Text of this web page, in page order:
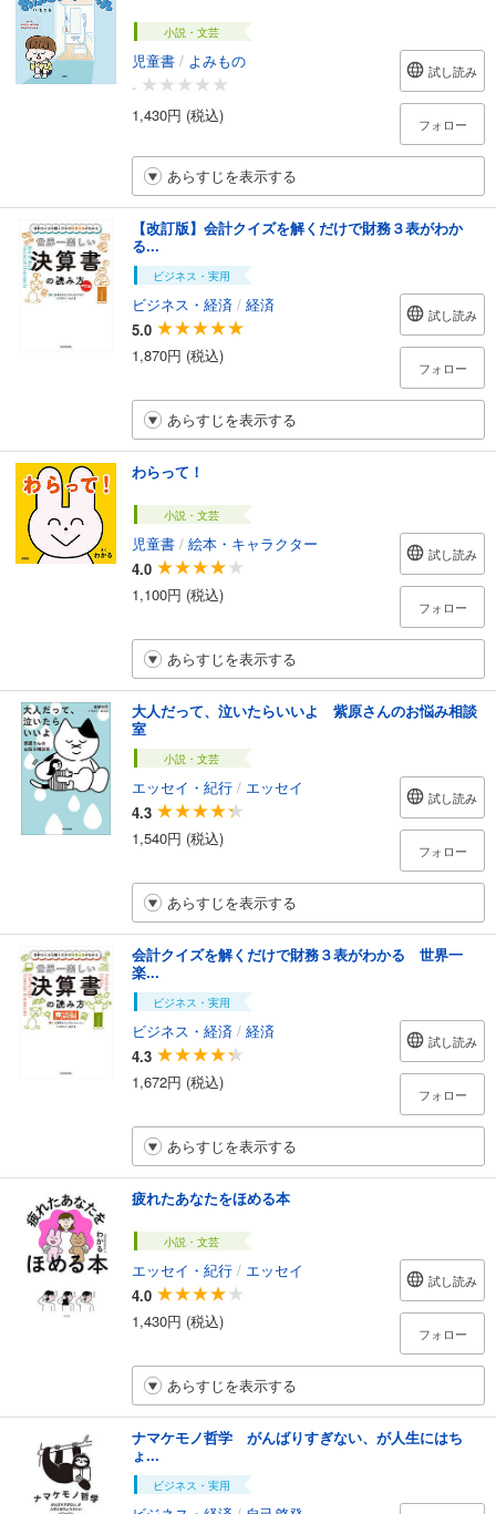
小説・文芸
児童書 / よみもの
-
1,430円 (税込)
試し読み
フォロー
あらすじを表示する
【改訂版】会計クイズを解くだけで財務３表がわか
る...
ビジネス・実用
ビジネス・経済 / 経済
5.0
1,870円 (税込)
試し読み
フォロー
あらすじを表示する
わらって！
小説・文芸
児童書 / 絵本・キャラクター
4.0
1,100円 (税込)
試し読み
フォロー
あらすじを表示する
大人だって、泣いたらいいよ 紫原さんのお悩み相談
室
小説・文芸
エッセイ・紀行 / エッセイ
4.3
1,540円 (税込)
試し読み
フォロー
あらすじを表示する
会計クイズを解くだけで財務３表がわかる 世界一
楽...
ビジネス・実用
ビジネス・経済 / 経済
4.3
1,672円 (税込)
試し読み
フォロー
あらすじを表示する
疲れたあなたをほめる本
小説・文芸
エッセイ・紀行 / エッセイ
4.0
1,430円 (税込)
試し読み
フォロー
あらすじを表示する
ナマケモノ哲学 がんばりすぎない、が人生にはち
ょ...
ビジネス・実用